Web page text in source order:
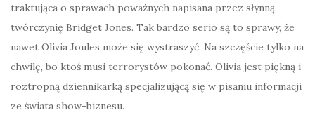
wynosiła:
32,90 zł.
wynosi:
15,00 zł.
traktująca o sprawach poważnych napisana przez słynną
twórczynię Bridget Jones. Tak bardzo serio są to sprawy, że
nawet Olivia Joules może się wystraszyć. Na szczęście tylko na
chwilę, bo ktoś musi terrorystów pokonać. Olivia jest piękną i
roztropną dziennikarką specjalizującą się w pisaniu informacji
ze świata show-biznesu.